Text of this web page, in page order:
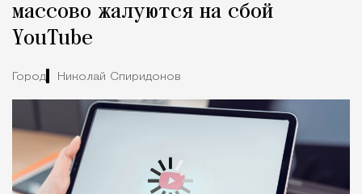
массово жалуются на сбой
YouTube
Город Николай Спиридонов